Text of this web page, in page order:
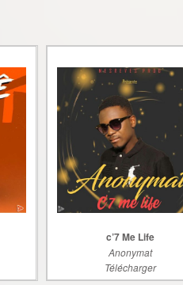
c’7 Me Life
Anonymat
Télécharger